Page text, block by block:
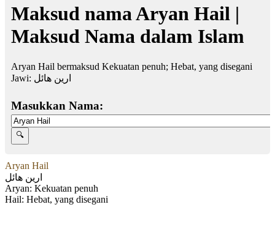
Maksud nama Aryan Hail |
Maksud Nama dalam Islam
Aryan Hail bermaksud Kekuatan penuh; Hebat, yang disegani
Jawi: ارين هائل
Masukkan Nama:
Aryan Hail
ارين هائل
Aryan: Kekuatan penuh
Hail: Hebat, yang disegani